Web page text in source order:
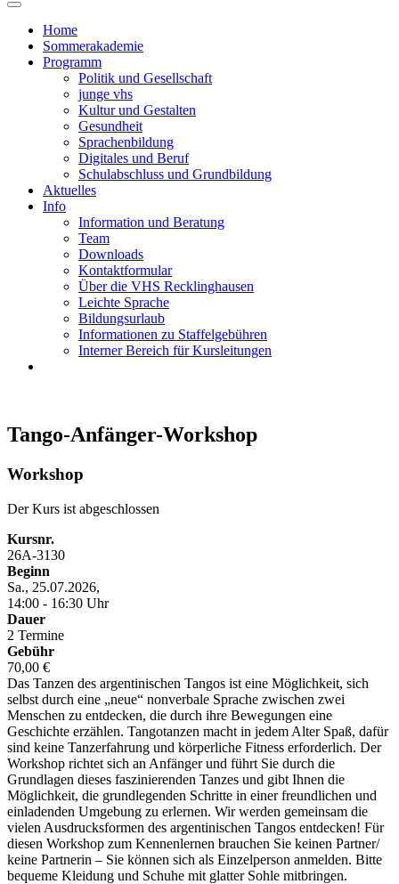
Home
Sommerakademie
Programm
Politik und Gesellschaft
junge vhs
Kultur und Gestalten
Gesundheit
Sprachenbildung
Digitales und Beruf
Schulabschluss und Grundbildung
Aktuelles
Info
Information und Beratung
Team
Downloads
Kontaktformular
Über die VHS Recklinghausen
Leichte Sprache
Bildungsurlaub
Informationen zu Staffelgebühren
Interner Bereich für Kursleitungen
Tango-Anfänger-Workshop
Workshop
Der Kurs ist abgeschlossen
Kursnr.
26A-3130
Beginn
Sa., 25.07.2026,
14:00 - 16:30 Uhr
Dauer
2 Termine
Gebühr
70,00 €
Das Tanzen des argentinischen Tangos ist eine Möglichkeit, sich
selbst durch eine „neue“ nonverbale Sprache zwischen zwei
Menschen zu entdecken, die durch ihre Bewegungen eine
Geschichte erzählen. Tangotanzen macht in jedem Alter Spaß, dafür
sind keine Tanzerfahrung und körperliche Fitness erforderlich. Der
Workshop richtet sich an Anfänger und führt Sie durch die
Grundlagen dieses faszinierenden Tanzes und gibt Ihnen die
Möglichkeit, die grundlegenden Schritte in einer freundlichen und
einladenden Umgebung zu erlernen. Wir werden gemeinsam die
vielen Ausdrucksformen des argentinischen Tangos entdecken! Für
diesen Workshop zum Kennenlernen brauchen Sie keinen Partner/
keine Partnerin – Sie können sich als Einzelperson anmelden. Bitte
bequeme Kleidung und Schuhe mit glatter Sohle mitbringen.